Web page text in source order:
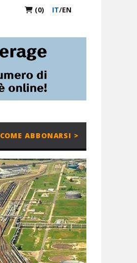
(0) IT/EN
COME ABBONARSI >